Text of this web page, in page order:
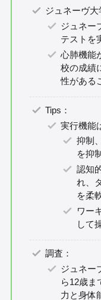
ジュネーヴ
ジュネー
テストを
心肺機能
校の成績
性がある
Tips：
実行機能
抑制
を抑
認知
れ、
を柔
ワー
して
調査：
ジュネー
ら12歳ま
力と身体